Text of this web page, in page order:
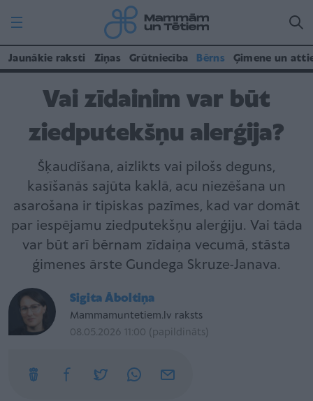
Jaunākie raksti Ziņas Grūtniecība Bērns Ģimene un
Vai zīdainim var būt
ziedputekšņu alerģija?
Šķaudīšana, aizlikts vai pilošs deguns,
kasīšanās sajūta kaklā, acu niezēšana un
asarošana ir tipiskas pazīmes, kad var domāt
par iespējamu ziedputekšņu alerģiju. Vai tāda
var būt arī bērnam zīdaiņa vecumā, stāsta
ģimenes ārste Gundega Skruze-Janava.
Sigita Āboltiņa
Mammamuntetiem.lv raksts
08.05.2026 11:00 (papildināts)